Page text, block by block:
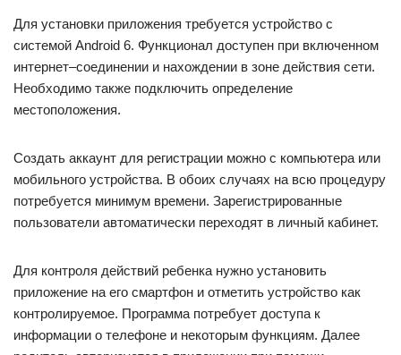
Для установки приложения требуется устройство с
системой Android 6. Функционал доступен при включенном
интернет–соединении и нахождении в зоне действия сети.
Необходимо также подключить определение
местоположения.
Создать аккаунт для регистрации можно с компьютера или
мобильного устройства. В обоих случаях на всю процедуру
потребуется минимум времени. Зарегистрированные
пользователи автоматически переходят в личный кабинет.
Для контроля действий ребенка нужно установить
приложение на его смартфон и отметить устройство как
контролируемое. Программа потребует доступа к
информации о телефоне и некоторым функциям. Далее